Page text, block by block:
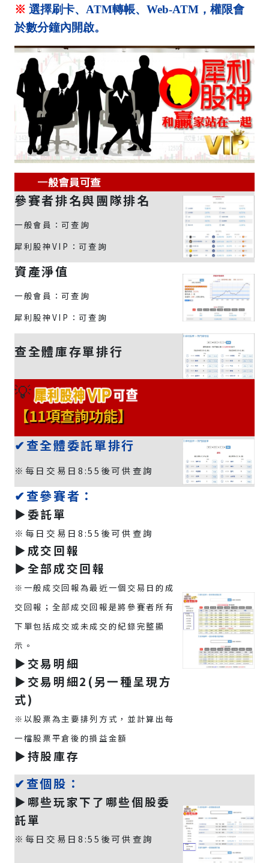
※ 選擇刷卡、ATM轉帳、Web-ATM，權限會
於數分鐘內開啟。
參賽者排名與團隊排名
一般會員：可查詢
犀利股神VIP：可查詢
資產淨值
一般會員：可查詢
犀利股神VIP：可查詢
查全體庫存單排行
💡
【11項查詢功能】
✔查全體委託單排行
※每日交易日8:55後可供查詢
✔查參賽者：
▶️委託單
※每日交易日8:55後可供查詢
▶️成交回報
▶️全部成交回報
※一般成交回報為最近一個交易日的成
交回報；全部成交回報是將參賽者所有
下單包括成交或未成交的紀錄完整顯
示。
▶️交易明細
▶️交易明細2(另一種呈現方
式)
※以股票為主要排列方式，並計算出每
一檔股票平倉後的損益金額
▶️持股庫存
✔查個股：
▶️哪些玩家下了哪些個股委
託單
※每日交易日8:55後可供查詢